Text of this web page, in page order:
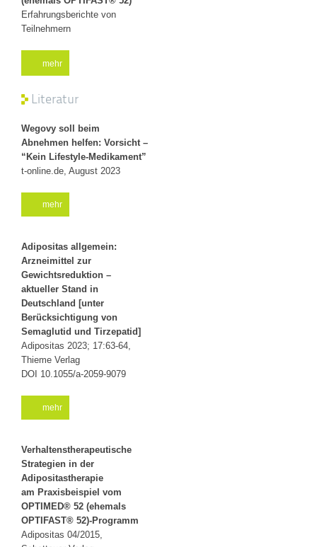
Erfahrungsberichte von
Teilnehmern
mehr
Literatur
Wegovy soll beim
Abnehmen helfen: Vorsicht –
“Kein Lifestyle-Medikament”
t-online.de, August 2023
mehr
Adipositas allgemein:
Arzneimittel zur
Gewichtsreduktion –
aktueller Stand in
Deutschland [unter
Berücksichtigung von
Semaglutid und Tirzepatid]
Adipositas 2023; 17:63-64,
Thieme Verlag
DOI 10.1055/a-2059-9079
mehr
Verhaltenstherapeutische
Strategien in der
Adipositastherapie
am Praxisbeispiel vom
OPTIMED® 52 (ehemals
OPTIFAST® 52)-Programm
Adipositas 04/2015,